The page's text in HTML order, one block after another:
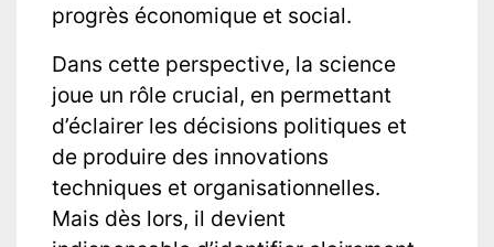
progrès économique et social.
Dans cette perspective, la science
joue un rôle crucial, en permettant
d’éclairer les décisions politiques et
de produire des innovations
techniques et organisationnelles.
Mais dès lors, il devient